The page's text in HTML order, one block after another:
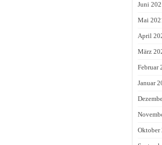
Juni
Mai
April
März
Februar
Januar
Oktober